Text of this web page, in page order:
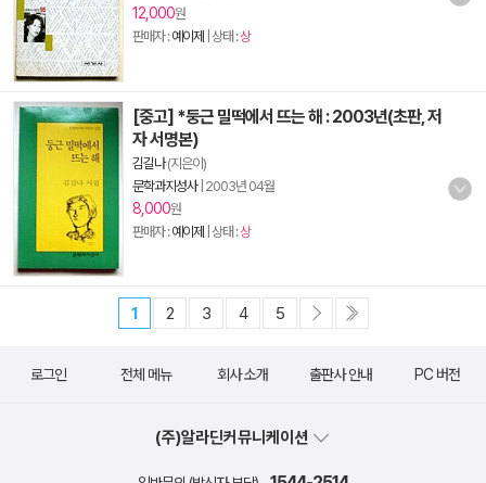
12,000원
판매자 :예이제 | 상태 :상
[중고] *둥근 밀떡에서 뜨는 해 : 2003년(초판, 저
자 서명본)
김길나(지은이)
문학과지성사| 2003년 04월
8,000원
판매자 :예이제 | 상태 :상
1 2 3 4 5
로그인 전체 메뉴 회사 소개 출판사 안내 PC 버전
(주)알라딘커뮤니케이션